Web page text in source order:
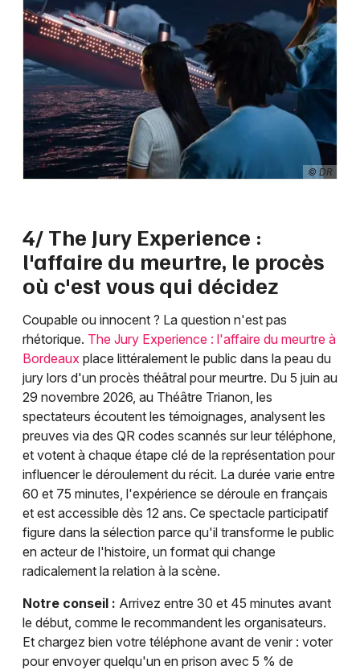
© DR
4/ The Jury Experience :
l'affaire du meurtre, le procès
où c'est vous qui décidez
Coupable ou innocent ? La question n'est pas
rhétorique. The Jury Experience : l'affaire du meurtre à
Bordeaux place littéralement le public dans la peau du
jury lors d'un procès théâtral pour meurtre. Du 5 juin au
29 novembre 2026, au Théâtre Trianon, les
spectateurs écoutent les témoignages, analysent les
preuves via des QR codes scannés sur leur téléphone,
et votent à chaque étape clé de la représentation pour
influencer le déroulement du récit. La durée varie entre
60 et 75 minutes, l'expérience se déroule en français
et est accessible dès 12 ans. Ce spectacle participatif
figure dans la sélection parce qu'il transforme le public
en acteur de l'histoire, un format qui change
radicalement la relation à la scène.
Notre conseil : Arrivez entre 30 et 45 minutes avant
le début, comme le recommandent les organisateurs.
Et chargez bien votre téléphone avant de venir : voter
pour envoyer quelqu'un en prison avec 5 % de